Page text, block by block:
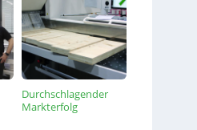
Durchschlagender
Markterfolg